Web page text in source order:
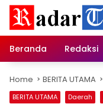
Skip
content
Beranda
Redaksi
Home BERITA UTAMA
BERITA UTAMA Daerah